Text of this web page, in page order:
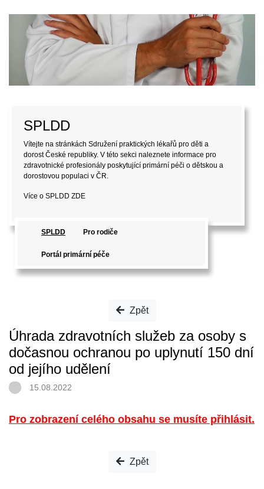
SPLDD
Vítejte na stránkách Sdružení praktických lékařů pro děti a
dorost České republiky. V této sekci naleznete informace pro
zdravotnické profesionály poskytující primární péči o dětskou a
dorostovou populaci v ČR.
Více o SPLDD ZDE
SPLDD Pro rodiče
Portál primární péče
Zpět
Úhrada zdravotních služeb za osoby s
dočasnou ochranou po uplynutí 150 dní
od jejího udělení
15.08.2022
Pro zobrazení celého obsahu se musíte přihlásit.
Zpět